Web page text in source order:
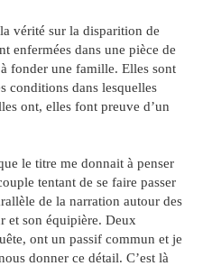
vérité sur la disparition de
enfermées dans une pièce de
fonder une famille. Elles sont
conditions dans lesquelles
ont, elles font preuve d’un
le titre me donnait à penser
tentant de se faire passer
de la narration autour des
et son équipière. Deux
ont un passif commun et je
donner ce détail. C’est là